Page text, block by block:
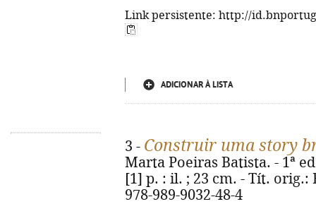
Link persistente: http://
ADICIONAR À LISTA
3 - Construir uma story
Marta Poeiras Batista. - 1ª
[1] p. : il. ; 23 cm. - Tít.
978-989-9032-48-4